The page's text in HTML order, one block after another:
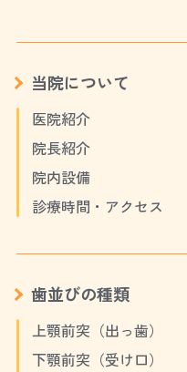
当院について
医院紹介
院長紹介
院内設備
診療時間・アクセス
歯並びの種類
上顎前突（出っ歯）
下顎前突（受け口）